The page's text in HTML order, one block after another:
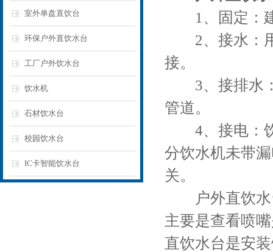
室外单盘直饮台
环保户外直饮水台
工厂户外饮水台
饮水机
石材饮水台
校园饮水台
IC卡智能饮水台
1、固定：建
2、接水：用
接。
3、接排水：
管道。
4、接电：饮
分饮水机未带
关。
户外直饮水
主要是查看喷
直饮水台是安